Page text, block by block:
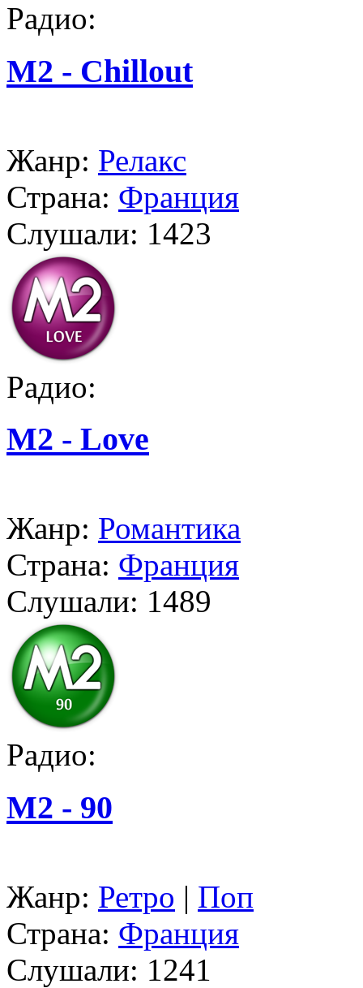
Радио:
M2 - Chillout
Жанр: Релакс
Страна: Франция
Слушали: 1423
Радио:
M2 - Love
Жанр: Романтика
Страна: Франция
Слушали: 1489
Радио:
M2 - 90
Жанр: Ретро | Поп
Страна: Франция
Слушали: 1241